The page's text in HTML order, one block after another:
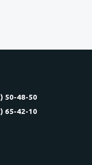
50-48-50
65-42-10